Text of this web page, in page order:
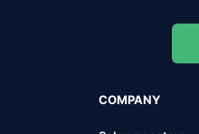
COMPANY